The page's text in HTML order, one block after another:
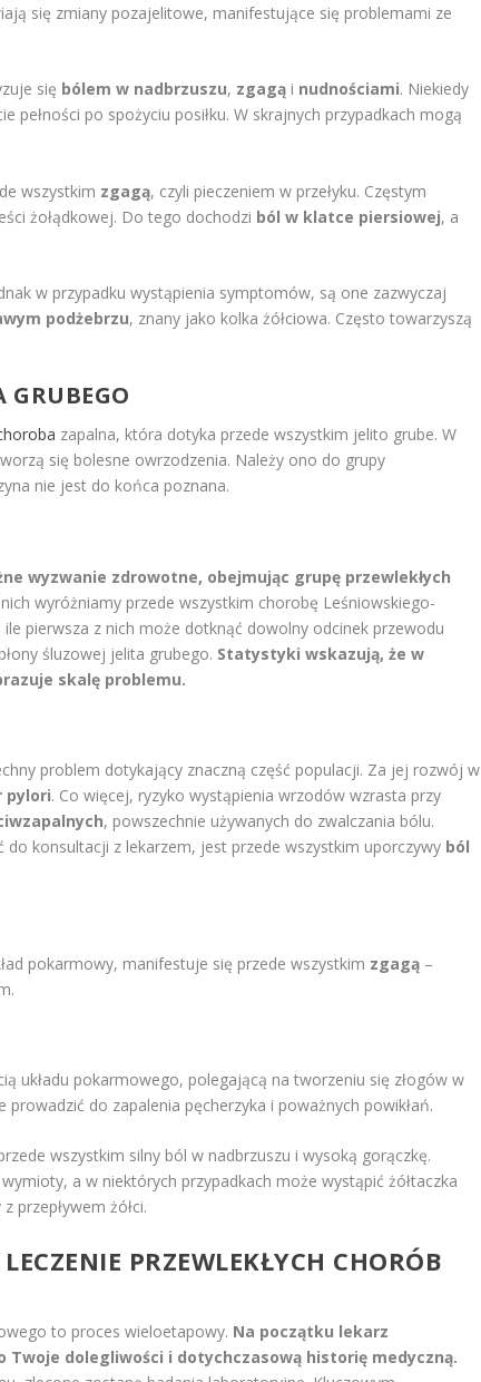
się zmiany pozajelitowe, manifestujące się problemami ze
się bólem w nadbrzuszu, zgagą i nudnościami. Niekiedy
po spożyciu posiłku. W skrajnych przypadkach mogą
wszystkim zgagą, czyli pieczeniem w przełyku. Częstym
żołądkowej. Do tego dochodzi ból w klatce piersiowej, a
w przypadku wystąpienia symptomów, są one zazwyczaj
podżebrzu, znany jako kolka żółciowa. Często towarzyszą
GRUBEGO
zapalna, która dotyka przede wszystkim jelito grube. W
się bolesne owrzodzenia. Należy ono do grupy
nie jest do końca poznana.
wyzwanie zdrowotne, obejmując grupę przewlekłych
wyróżniamy przede wszystkim chorobę Leśniowskiego-
pierwsza z nich może dotknąć dowolny odcinek przewodu
śluzowej jelita grubego. Statystyki wskazują, że w
skalę problemu.
problem dotykający znaczną część populacji. Za jej rozwój w
pylori. Co więcej, ryzyko wystąpienia wrzodów wzrasta przy
, powszechnie używanych do zwalczania bólu.
konsultacji z lekarzem, jest przede wszystkim uporczywy ból
pokarmowy, manifestuje się przede wszystkim zgagą –
układu pokarmowego, polegającą na tworzeniu się złogów w
do zapalenia pęcherzyka i poważnych powikłań.
wszystkim silny ból w nadbrzuszu i wysoką gorączkę.
a w niektórych przypadkach może wystąpić żółtaczka
przepływem żółci.
PRZEWLEKŁYCH CHORÓB
to proces wieloetapowy. Na początku lekarz
Twoje dolegliwości i dotychczasową historię medyczną.